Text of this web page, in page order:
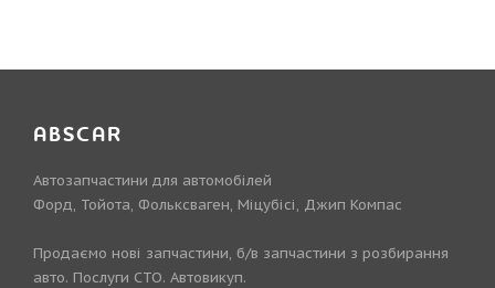
ABSCAR
Автозапчастини для автомобілей
Форд, Тойота, Фольксваген, Міцубісі, Джип Компас
Продаємо нові запчастини, б/в запчастини з розбирання
авто. Послуги СТО. Автовикуп.